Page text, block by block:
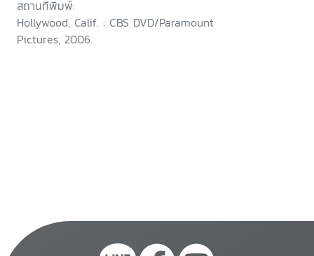
สถานที่พิมพ์:
Hollywood, Calif. : CBS DVD/Paramount
Pictures, 2006.